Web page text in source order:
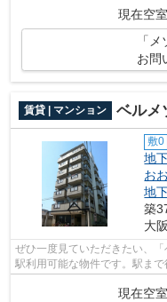
現在空
「
お問
賃貸 | マンション ベルメ
敷0
地
お
地
築
大
ぜひ一度見ていただきたい、
駅利用可能な物件です。駅ま
現在空